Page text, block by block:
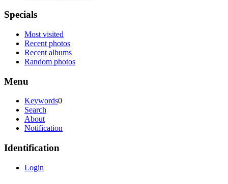
Specials
Most visited
Recent photos
Recent albums
Random photos
Menu
Keywords0
Search
About
Notification
Identification
Login